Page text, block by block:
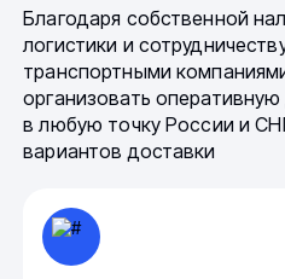
Благодаря собственной
логистики и
транспортными
организовать оперативную
в любую точку России и
вариантов доставки